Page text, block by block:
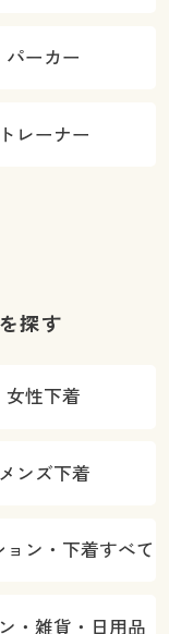
パーカー
トレーナー
探す
女性下着
メンズ下着
ョン・下着すべて
・雑貨・日用品